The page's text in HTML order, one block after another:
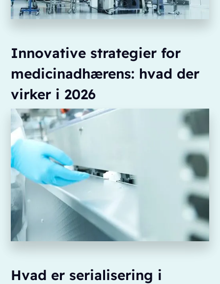
Innovative strategier for
medicinadhærens: hvad der
virker i 2026
Hvad er serialisering i